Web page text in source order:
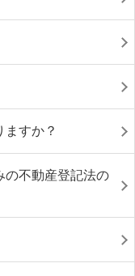
すか？
の不動産登記法の